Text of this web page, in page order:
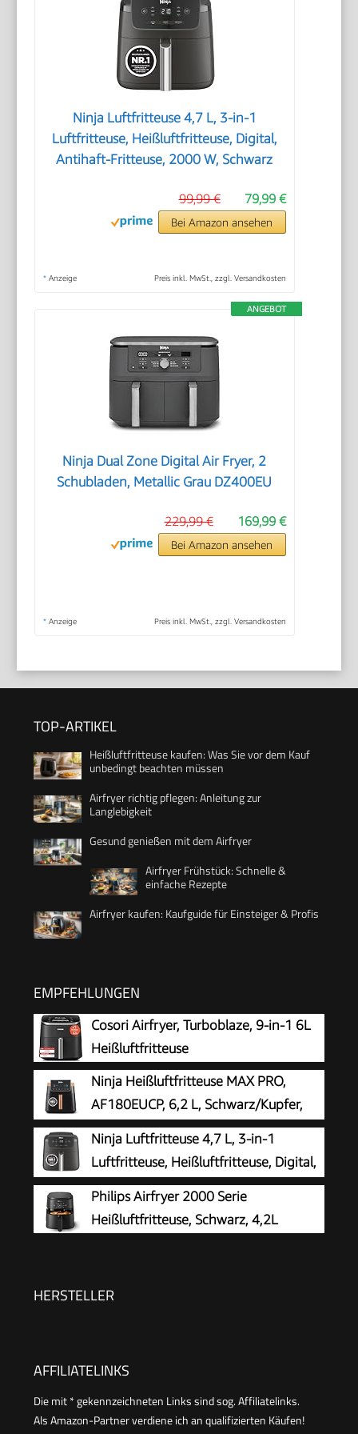
Ninja Luftfritteuse 4,7 L, 3-in-1
Luftfritteuse, Heißluftfritteuse, Digital,
Antihaft-Fritteuse, 2000 W, Schwarz
79,99 €
99,99 €
Bei Amazon ansehen
* Anzeige Preis inkl. MwSt., zzgl. Versandkosten
ANGEBOT
Ninja Dual Zone Digital Air Fryer, 2
Schubladen, Metallic Grau DZ400EU
169,99 €
229,99 €
Bei Amazon ansehen
* Anzeige Preis inkl. MwSt., zzgl. Versandkosten
TOP-ARTIKEL
Heißluftfritteuse kaufen: Was Sie vor dem Kauf
unbedingt beachten müssen
Airfryer richtig pflegen: Anleitung zur
Langlebigkeit
Gesund genießen mit dem Airfryer
Airfryer Frühstück: Schnelle &
einfache Rezepte
Airfryer kaufen: Kaufguide für Einsteiger & Profis
EMPFEHLUNGEN
Cosori Airfryer, Turboblaze, 9-in-1 6L
Heißluftfritteuse
Ninja Heißluftfritteuse MAX PRO,
AF180EUCP, 6,2 L, Schwarz/Kupfer,
ölfrei
Ninja Luftfritteuse 4,7 L, 3-in-1
Luftfritteuse, Heißluftfritteuse, Digital,
Antihaft-Fritteuse, 2000 W, Schwarz
Philips Airfryer 2000 Serie
Heißluftfritteuse, Schwarz, 4,2L
HERSTELLER
AFFILIATELINKS
Die mit * gekennzeichneten Links sind sog. Affiliatelinks.
Als Amazon-Partner verdiene ich an qualifizierten Käufen!